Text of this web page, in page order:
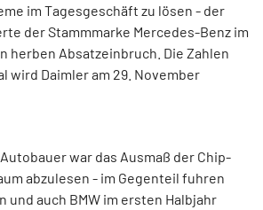
im Tagesgeschäft zu lösen - der
der Stammmarke Mercedes-Benz im
herben Absatzeinbruch. Die Zahlen
wird Daimler am 29. November
war das Ausmaß der Chip-
abzulesen - im Gegenteil fuhren
und auch BMW im ersten Halbjahr